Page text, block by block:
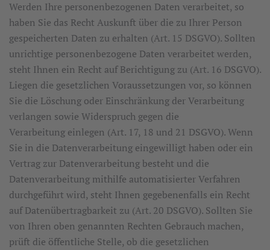
Werden Ihre personenbezogenen Daten verarbeitet, so
haben Sie das Recht Auskunft über die zu Ihrer Person
gespeicherten Daten zu erhalten (Art. 15 DSGVO). Sollten
unrichtige personenbezogene Daten verarbeitet werden,
steht Ihnen ein Recht auf Berichtigung zu (Art. 16 DSGVO).
Liegen die gesetzlichen Voraussetzungen vor, so können
Sie die Löschung oder Einschränkung der Verarbeitung
verlangen sowie Widerspruch gegen die
Verarbeitung einlegen (Art. 17, 18 und 21 DSGVO). Wenn
Sie in die Datenverarbeitung eingewilligt haben oder ein
Vertrag zur Datenverarbeitung besteht und die
Datenverarbeitung mithilfe automatisierter Verfahren
durchgeführt wird, steht Ihnen gegebenenfalls ein Recht
auf Datenübertragbarkeit zu (Art. 20 DSGVO). Sollten Sie
von Ihren oben genannten Rechten Gebrauch machen,
prüft die öffentliche Stelle, ob die gesetzlichen